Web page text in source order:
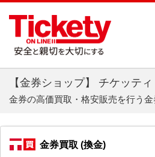
【金券ショップ】 チケッテ
金券の高価買取・格安販売を行う
金券買取 (換金)